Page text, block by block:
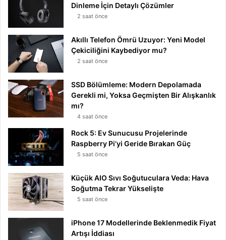
Dinleme İçin Detaylı Çözümler
2 saat önce
Akıllı Telefon Ömrü Uzuyor: Yeni Model
Çekiciliğini Kaybediyor mu?
2 saat önce
SSD Bölümleme: Modern Depolamada
Gerekli mi, Yoksa Geçmişten Bir Alışkanlık
mı?
4 saat önce
Rock 5: Ev Sunucusu Projelerinde
Raspberry Pi’yi Geride Bırakan Güç
5 saat önce
Küçük AIO Sıvı Soğutuculara Veda: Hava
Soğutma Tekrar Yükselişte
5 saat önce
iPhone 17 Modellerinde Beklenmedik Fiyat
Artışı İddiası